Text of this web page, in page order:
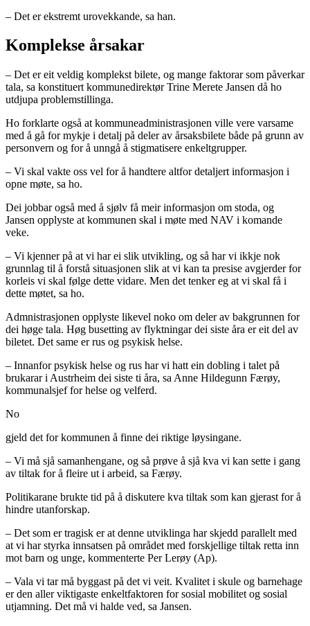
– Det er ekstremt urovekkande, sa han.
Komplekse årsakar
– Det er eit veldig komplekst bilete, og mange faktorar som påverkar
tala, sa konstituert kommunedirektør Trine Merete Jansen då ho
utdjupa problemstillinga.
Ho forklarte også at kommuneadministrasjonen ville vere varsame
med å gå for mykje i detalj på deler av årsaksbilete både på grunn av
personvern og for å unngå å stigmatisere enkeltgrupper.
– Vi skal vakte oss vel for å handtere altfor detaljert informasjon i
opne møte, sa ho.
Dei jobbar også med å sjølv få meir informasjon om stoda, og
Jansen opplyste at kommunen skal i møte med NAV i komande
veke.
– Vi kjenner på at vi har ei slik utvikling, og så har vi ikkje nok
grunnlag til å forstå situasjonen slik at vi kan ta presise avgjerder for
korleis vi skal følge dette vidare. Men det tenker eg at vi skal få i
dette møtet, sa ho.
Admnistrasjonen opplyste likevel noko om deler av bakgrunnen for
dei høge tala. Høg busetting av flyktningar dei siste åra er eit del av
biletet. Det same er rus og psykisk helse.
– Innanfor psykisk helse og rus har vi hatt ein dobling i talet på
brukarar i Austrheim dei siste ti åra, sa Anne Hildegunn Færøy,
kommunalsjef for helse og velferd.
No
gjeld det for kommunen å finne dei riktige løysingane.
– Vi må sjå samanhengane, og så prøve å sjå kva vi kan sette i gang
av tiltak for å fleire ut i arbeid, sa Færøy.
Politikarane brukte tid på å diskutere kva tiltak som kan gjerast for å
hindre utanforskap.
– Det som er tragisk er at denne utviklinga har skjedd parallelt med
at vi har styrka innsatsen på området med forskjellige tiltak retta inn
mot barn og unge, kommenterte Per Lerøy (Ap).
– Vala vi tar må byggast på det vi veit. Kvalitet i skule og barnehage
er den aller viktigaste enkeltfaktoren for sosial mobilitet og sosial
utjamning. Det må vi halde ved, sa Jansen.